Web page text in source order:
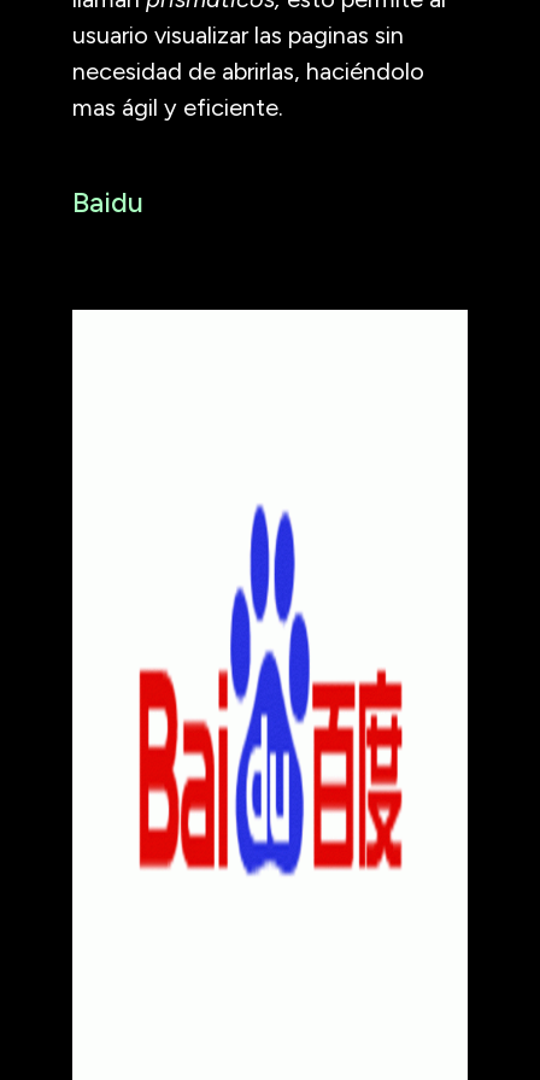
usuario visualizar las paginas sin
necesidad de abrirlas, haciéndolo
mas ágil y eficiente.
Baidu